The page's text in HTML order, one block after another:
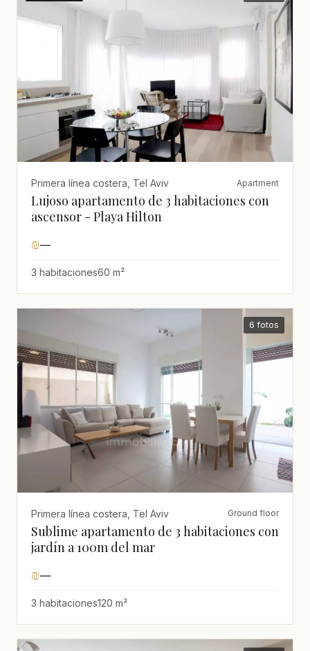
Primera línea costera, Tel Aviv Apartment
Lujoso apartamento de 3 habitaciones con
ascensor - Playa Hilton
₪—
3 habitaciones60 m²
6 fotos
Primera línea costera, Tel Aviv Ground floor
Sublime apartamento de 3 habitaciones con
jardín a 100m del mar
₪—
3 habitaciones120 m²